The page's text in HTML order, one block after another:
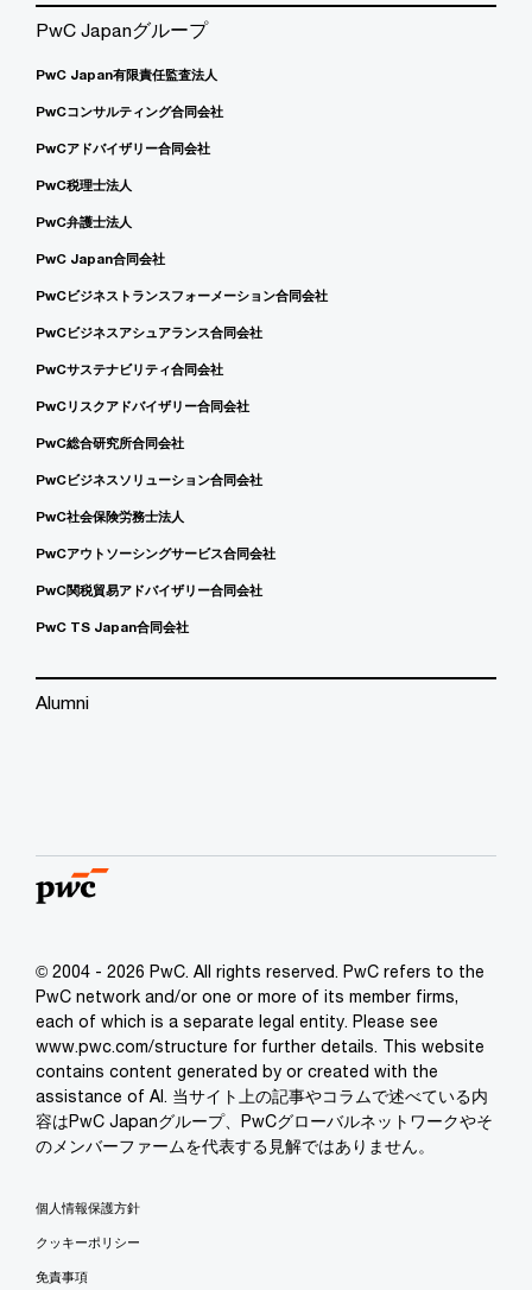
PwC Japanグループ
PwC Japan有限責任監査法人
PwCコンサルティング合同会社
PwCアドバイザリー合同会社
PwC税理士法人
PwC弁護士法人
PwC Japan合同会社
PwCビジネストランスフォーメーション合同会社
PwCビジネスアシュアランス合同会社
PwCサステナビリティ合同会社
PwCリスクアドバイザリー合同会社
PwC総合研究所合同会社
PwCビジネスソリューション合同会社
PwC社会保険労務士法人
PwCアウトソーシングサービス合同会社
PwC関税貿易アドバイザリー合同会社
PwC TS Japan合同会社
Alumni
© 2004 - 2026 PwC. All rights reserved. PwC refers to the
PwC network and/or one or more of its member firms,
each of which is a separate legal entity. Please see
www.pwc.com/structure for further details. This website
contains content generated by or created with the
assistance of AI. 当サイト上の記事やコラムで述べている内
容はPwC Japanグループ、PwCグローバルネットワークやそ
のメンバーファームを代表する見解ではありません。
個人情報保護方針
クッキーポリシー
免責事項